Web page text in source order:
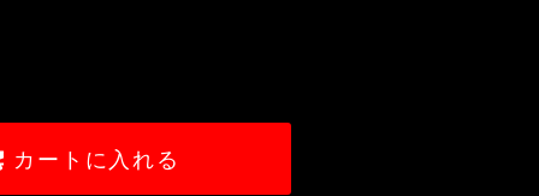
カートに入れる